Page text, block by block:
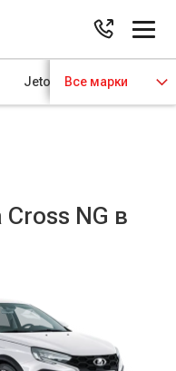
Jetour (8) Kaiyi (4)
Все марки
NG в